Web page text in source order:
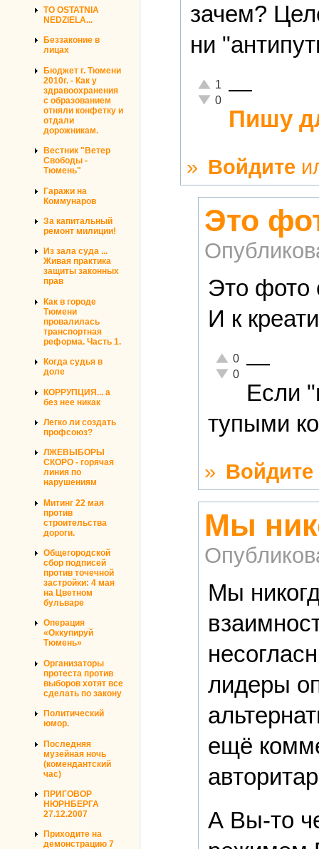
TO OSTATNIA
NEDZIELA...
Беззаконие в
лицах
Бюджет г. Тюмени
2010г. - Как у
здравоохранения
с образованием
отняли конфетку и
отдали
дорожникам.
Вестник "Ветер
Свободы -
Тюмень"
Гаражи на
Коммунаров
За капитальный
ремонт милиции!
Из зала суда ...
Живая практика
защиты законных
прав
Как в городе
Тюмени
провалилась
транспортная
реформа. Часть 1.
Когда судья в
доле
КОРРУПЦИЯ... а
без нее никак
Легко ли создать
профсоюз?
ЛЖЕВЫБОРЫ
СКОРО - горячая
линия по
нарушениям
Митинг 22 мая
против
строительства
дороги.
Общегородской
сбор подписей
против точечной
застройки: 4 мая
на Цветном
бульваре
Операция
«Оккупируй
Тюмень»
Организаторы
протеста против
выборов хотят все
сделать по закону
Политический
юмор.
Последняя
музейная ночь
(комендантский
час)
ПРИГОВОР
НЮРНБЕРГА
27.12.2007
Приходите на
демонстрацию 7
зачем?
ни
Отлично!
1
Неадекватно!
0 —
Пишу
» Войдите
Это
Это фото
И к
Отлично!
0
Неадекватно!
0 —
Если
тупыми
» Войдите
Мы
Мы
лидеры
ещё
А Вы-то